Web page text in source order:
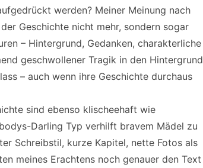
werden? Meiner Meinung nach
Geschichte nicht mehr, sondern sogar
– Hintergrund, Gedanken, charakterliche
geschwollener Tragik in den Hintergrund
– auch wenn ihre Geschichte durchaus
sind ebenso klischeehaft wie
Darling Typ verhilft bravem Mädel zu
Schreibstil, kurze Kapitel, nette Fotos als
meines Erachtens noch genauer den Text